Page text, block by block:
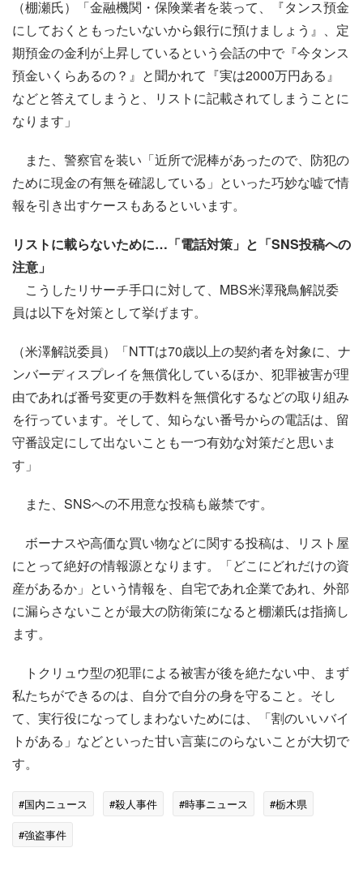
（棚瀬氏）「金融機関・保険業者を装って、『タンス預金
にしておくともったいないから銀行に預けましょう』、定
期預金の金利が上昇しているという会話の中で『今タンス
預金いくらあるの？』と聞かれて『実は2000万円ある』
などと答えてしまうと、リストに記載されてしまうことに
なります」
また、警察官を装い「近所で泥棒があったので、防犯の
ために現金の有無を確認している」といった巧妙な嘘で情
報を引き出すケースもあるといいます。
リストに載らないために…「電話対策」と「SNS投稿への
注意」
こうしたリサーチ手口に対して、MBS米澤飛鳥解説委
員は以下を対策として挙げます。
（米澤解説委員）「NTTは70歳以上の契約者を対象に、ナ
ンバーディスプレイを無償化しているほか、犯罪被害が理
由であれば番号変更の手数料を無償化するなどの取り組み
を行っています。そして、知らない番号からの電話は、留
守番設定にして出ないことも一つ有効な対策だと思いま
す」
また、SNSへの不用意な投稿も厳禁です。
ボーナスや高価な買い物などに関する投稿は、リスト屋
にとって絶好の情報源となります。「どこにどれだけの資
産があるか」という情報を、自宅であれ企業であれ、外部
に漏らさないことが最大の防衛策になると棚瀬氏は指摘し
ます。
トクリュウ型の犯罪による被害が後を絶たない中、まず
私たちができるのは、自分で自分の身を守ること。そし
て、実行役になってしまわないためには、「割のいいバイ
トがある」などといった甘い言葉にのらないことが大切で
す。
#国内ニュース #殺人事件 #時事ニュース
#栃木県
#強盗事件